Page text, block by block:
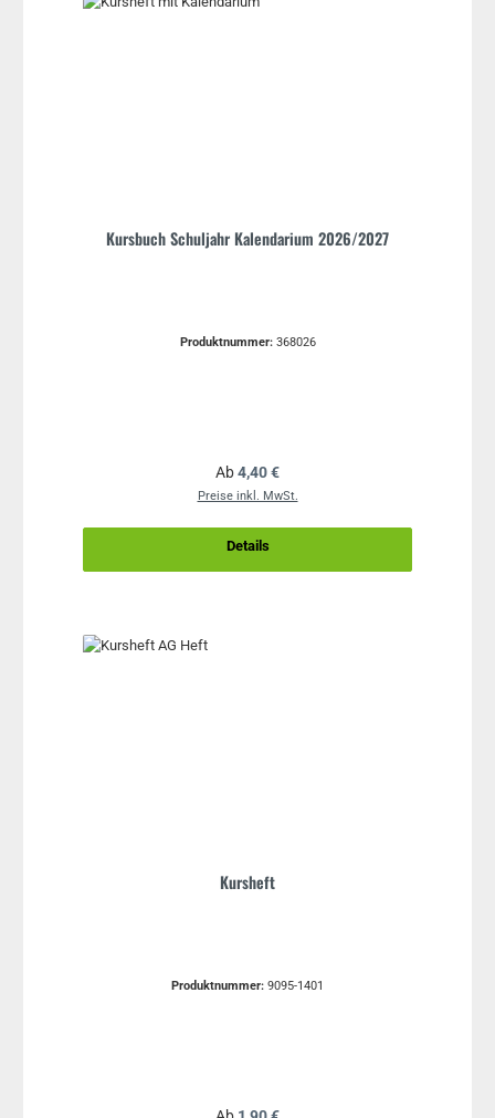
Kursbuch Schuljahr Kalendarium 2026/2027
Produktnummer: 368026
Regulärer Preis:
Ab4,40 €
Preise inkl. MwSt.
Details
Kursheft
Produktnummer: 9095-1401